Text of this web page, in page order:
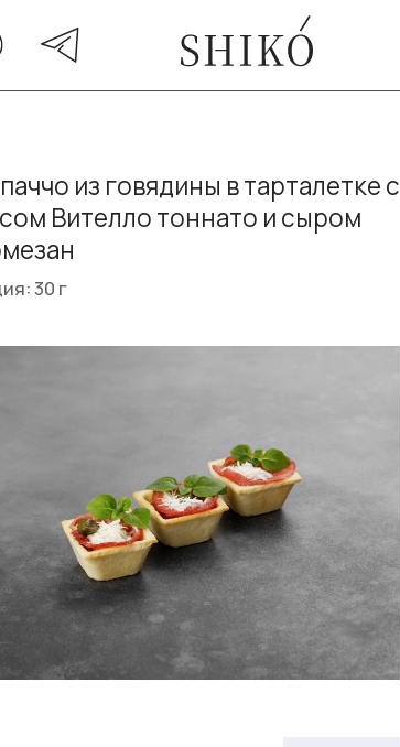
из говядины в тарталетке с
Вителло тоннато и сыром
30 г